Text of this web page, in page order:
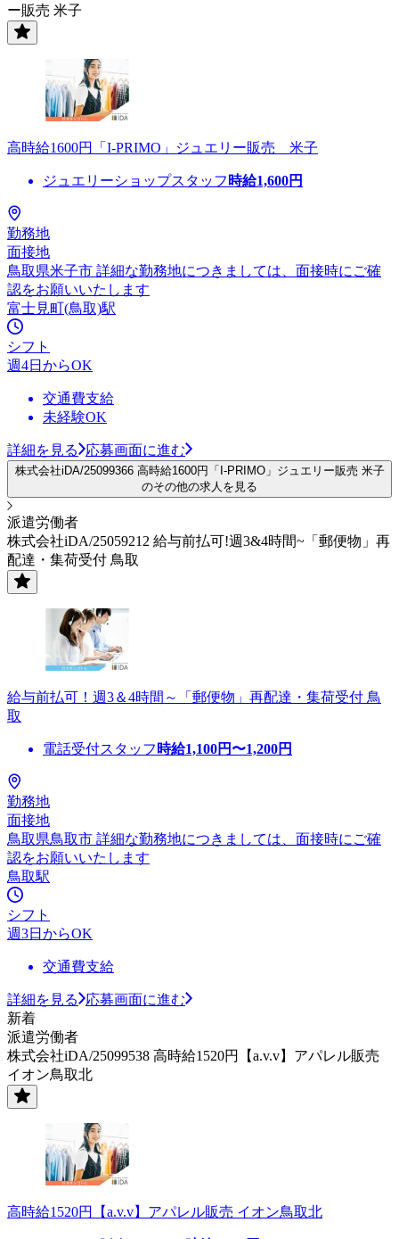
ー販売 米子
高時給1600円「I-PRIMO」ジュエリー販売 米子
ジュエリーショップスタッフ 時給1,600円
勤務地
面接地
鳥取県米子市 詳細な勤務地につきましては、面接時にご確
認をお願いいたします
富士見町(鳥取)駅
シフト
週4日からOK
交通費支給
未経験OK
詳細を見る 応募画面に進む
株式会社iDA/25099366 高時給1600円「I-PRIMO」ジュエリー販売 米子
のその他の求人を見る
派遣労働者
株式会社iDA/25059212 給与前払可!週3&4時間~「郵便物」再
配達・集荷受付 鳥取
給与前払可！週3＆4時間～「郵便物」再配達・集荷受付 鳥
取
電話受付スタッフ 時給1,100円〜1,200円
勤務地
面接地
鳥取県鳥取市 詳細な勤務地につきましては、面接時にご確
認をお願いいたします
鳥取駅
シフト
週3日からOK
交通費支給
詳細を見る
応募画面に進む
新着
派遣労働者
株式会社iDA/25099538 高時給1520円【a.v.v】アパレル販売
イオン鳥取北
高時給1520円【a.v.v】アパレル販売 イオン鳥取北